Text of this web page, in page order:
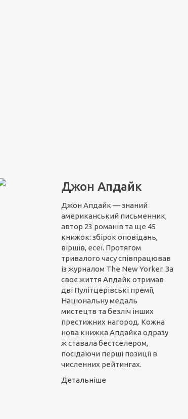
Джон Апдайк
Джон Апдайк — знаний
американський письменник,
автор 23 романів та ще 45
книжок: збірок оповідань,
віршів, есеї. Протягом
тривалого часу співпрацював
із журналом The New Yorker. За
своє життя Апдайк отримав
дві Пулітцерівські премії,
Національну медаль
мистецтв та безліч інших
престижних нагород. Кожна
нова книжка Апдайка одразу
ж ставала бестселером,
посідаючи перші позиції в
численних рейтингах.
Детальніше